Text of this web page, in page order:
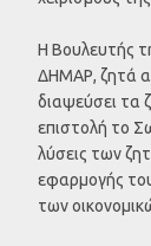
Η Βουλευτής
ΔΗΜΑΡ, ζητά
διαψεύσει τα
επιστολή το
λύσεις των
εφαρμογής
των